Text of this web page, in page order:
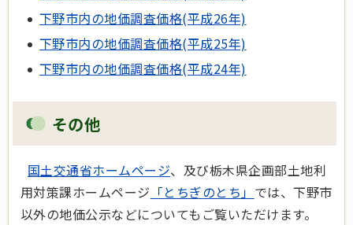
下野市内の地価調査価格(平成26年)
下野市内の地価調査価格(平成25年)
下野市内の地価調査価格(平成24年)
その他
国土交通省ホームページ、及び栃木県企画部土地利
用対策課ホームページ 「とちぎのとち」 では、下野市
以外の地価公示などについてもご覧いただけます。